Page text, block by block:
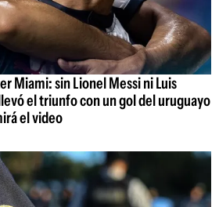
Miami: sin Lionel Messi ni Luis
el triunfo con un gol del uruguayo
el video